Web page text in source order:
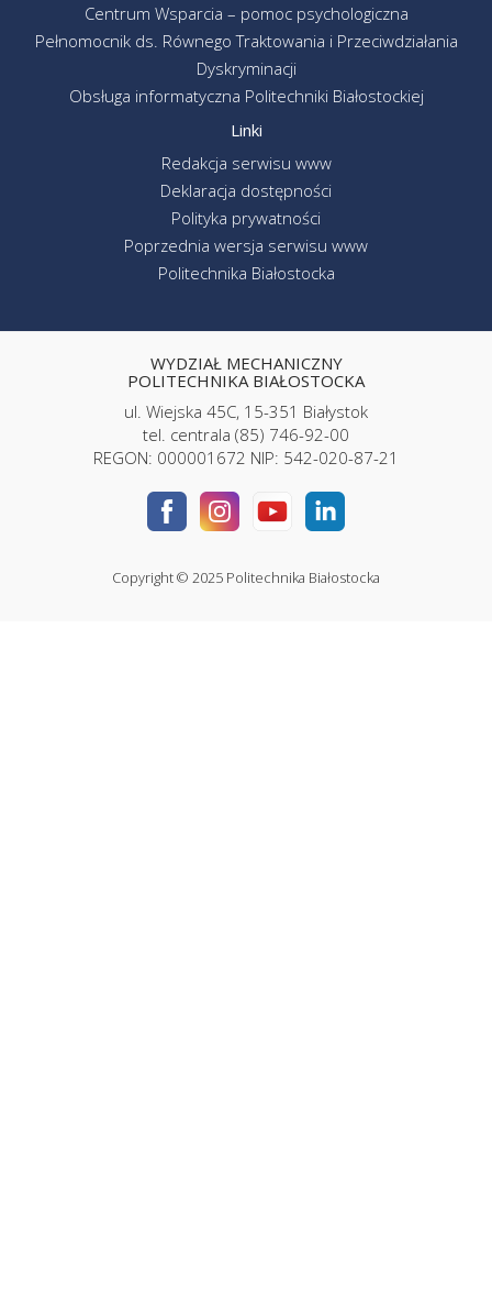
Centrum Wsparcia – pomoc psychologiczna
Pełnomocnik ds. Równego Traktowania i Przeciwdziałania
Dyskryminacji
Obsługa informatyczna Politechniki Białostockiej
Linki
Redakcja serwisu www
Deklaracja dostępności
Polityka prywatności
Poprzednia wersja serwisu www
Politechnika Białostocka
WYDZIAŁ MECHANICZNY
POLITECHNIKA BIAŁOSTOCKA
ul. Wiejska 45C, 15-351 Białystok
tel. centrala (85) 746-92-00
REGON: 000001672 NIP: 542-020-87-21
Copyright © 2025 Politechnika Białostocka